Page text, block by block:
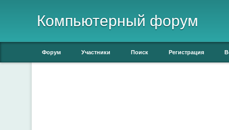
Компьютерный форум
Форум Участники Поиск Регистрация